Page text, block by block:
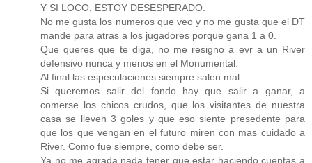
Y SI LOCO, ESTOY DESESPERADO.
No me gusta los numeros que veo y no me gusta que el DT
mande para atras a los jugadores porque gana 1 a 0.
Que queres que te diga, no me resigno a evr a un River
defensivo nunca y menos en el Monumental.
Al final las especulaciones siempre salen mal.
Si queremos salir del fondo hay que salir a ganar, a
comerse los chicos crudos, que los visitantes de nuestra
casa se lleven 3 goles y que eso siente presedente para
que los que vengan en el futuro miren con mas cuidado a
River. Como fue siempre, como debe ser.
Ya no me agrada nada tener que estar haciendo cuentas a